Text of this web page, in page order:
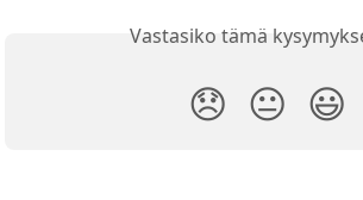
Vastasiko tämä
😞 😐 😃